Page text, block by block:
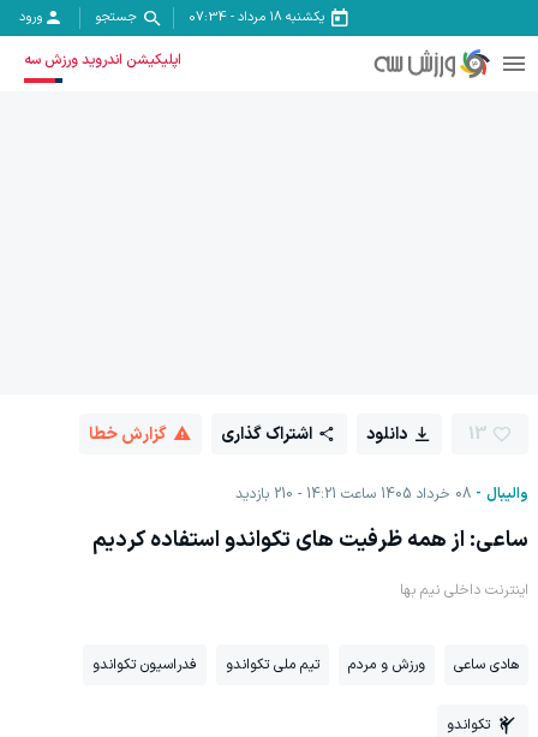
یکشنبه ۱۸ مرداد -
07:34 جستجو ورود
اپلیکیشن اندروید ورزش سه
والیبال 08 خرداد 1405 ساعت 14:21 210 بازدید
13 دانلود اشتراک گذاری گزارش خطا
ساعی: از همه ظرفیت های تکواندو استفاده کردیم
اینترنت داخلی نیم بها
هادی ساعی ورزش و مردم تیم ملی تکواندو فدراسیون تکواندو
تکواندو